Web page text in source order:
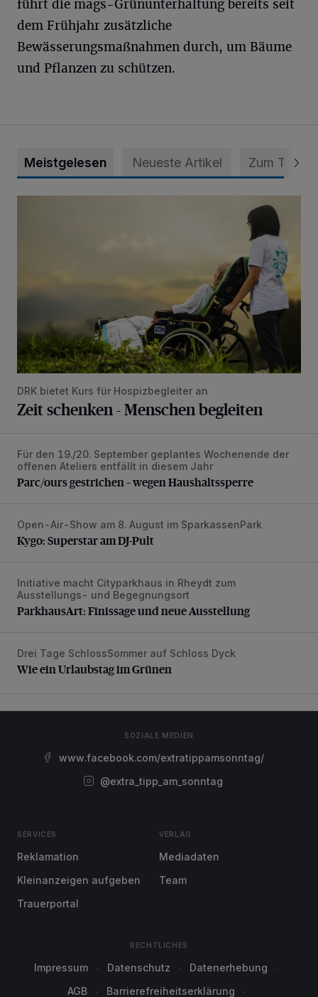
führt die mags-Grünunterhaltung bereits seit
dem Frühjahr zusätzliche
Bewässerungsmaßnahmen durch, um Bäume
und Pflanzen zu schützen.
Meistgelesen Neueste Artikel Zum Thema
DRK bietet Kurs für Hospizbegleiter an
Zeit schenken - Menschen begleiten
Parc/ours gestrichen – wegen Haushaltssperre
Für den 19./20. September geplantes Wochenende der
offenen Ateliers entfällt in diesem Jahr
Parc/ours gestrichen – wegen Haushaltssperre
Kygo: Superstar am DJ-Pult
Open-Air-Show am 8. August im SparkassenPark
Kygo: Superstar am DJ-Pult
ParkhausArt: Finissage und neue Ausstellung
Initiative macht Cityparkhaus in Rheydt zum
Ausstellungs- und Begegnungsort
ParkhausArt: Finissage und neue Ausstellung
Wie ein Urlaubstag im Grünen
Drei Tage SchlossSommer auf Schloss Dyck
Wie ein Urlaubstag im Grünen
SOZIALE MEDIEN
www.facebook.com/extratippamsonntag/
@extra_tipp_am_sonntag
SERVICES
Reklamation
Kleinanzeigen aufgeben
Trauerportal
VERLAG
Mediadaten
Team
RECHTLICHES
Impressum Datenschutz
Datenerhebung
AGB
Barrierefreiheitserklärung